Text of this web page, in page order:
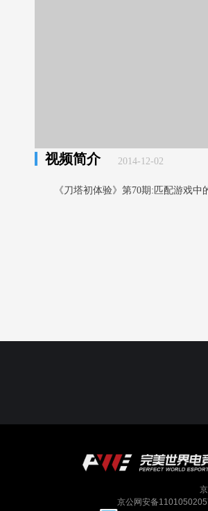
视频简介 2014-12-02
《刀塔初体验》第70期:匹配游戏
京公网安备